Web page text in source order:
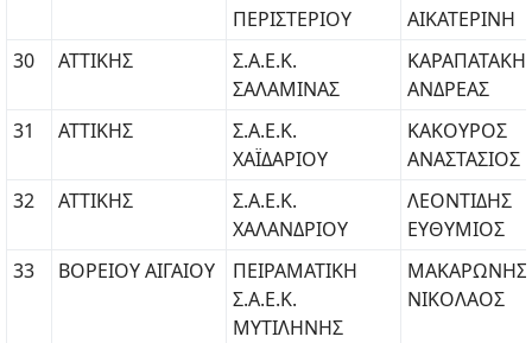
ΠΕΡΙΣΤΕΡΙΟΥ
ΑΙΚΑΤΕΡΙΝΗ
30
ΑΤΤΙΚΗΣ
Σ.Α.Ε.Κ.
ΣΑΛΑΜΙΝΑΣ
ΑΝΔΡΕΑΣ
31
ΑΤΤΙΚΗΣ
Σ.Α.Ε.Κ.
ΧΑΪΔΑΡΙΟΥ
ΚΑΚΟΥΡΟΣ
ΑΝΑΣΤΑΣΙΟΣ
32
ΑΤΤΙΚΗΣ
Σ.Α.Ε.Κ.
ΧΑΛΑΝΔΡΙΟΥ
ΛΕΟΝΤΙΔΗΣ
ΕΥΘΥΜΙΟΣ
33
ΒΟΡΕΙΟΥ ΑΙΓΑΙΟΥ
ΠΕΙΡΑΜΑΤΙΚΗ
Σ.Α.Ε.Κ.
ΜΥΤΙΛΗΝΗΣ
ΜΑΚΑΡΩΝΗΣ
ΝΙΚΟΛΑΟΣ